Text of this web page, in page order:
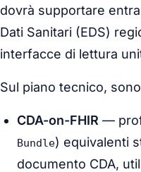
dovrà supportare
Dati Sanitari (EDS)
interfacce di lettura
Sul piano tecnico,
CDA-on-FHIR —
Bundle) equivalenti
documento CDA,